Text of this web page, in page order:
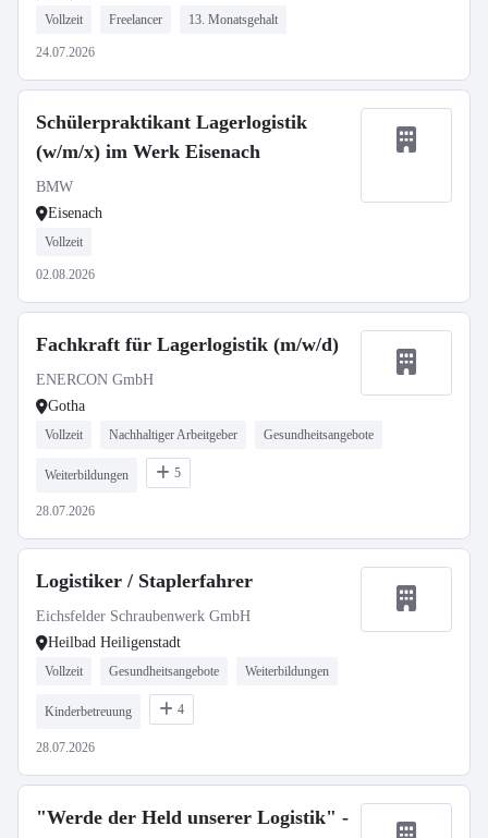
Vollzeit Freelancer 13. Monatsgehalt
24.07.2026
Schülerpraktikant Lagerlogistik
(w/m/x) im Werk Eisenach
BMW
Eisenach
Vollzeit
02.08.2026
Fachkraft für Lagerlogistik (m/w/d)
ENERCON GmbH
Gotha
Vollzeit Nachhaltiger Arbeitgeber Gesundheitsangebote
Weiterbildungen 5
28.07.2026
Logistiker / Staplerfahrer
Eichsfelder Schraubenwerk GmbH
Heilbad Heiligenstadt
Vollzeit Gesundheitsangebote Weiterbildungen
Kinderbetreuung 4
28.07.2026
"Werde der Held unserer Logistik" -